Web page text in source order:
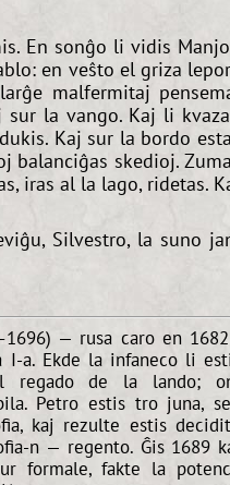
En sonĝo li vidis
en veŝto el griza
malfermitaj
la vango. Kaj li
Kaj sur la bordo
balanciĝas skedioj.
iras al la lago, ridetas.
Silvestro, la suno
— rusa caro en
a. Ekde la infaneco li
regado de la lando;
Petro estis tro juna,
kaj rezulte estis
n — regento. Ĝis 1689
formale, fakte la